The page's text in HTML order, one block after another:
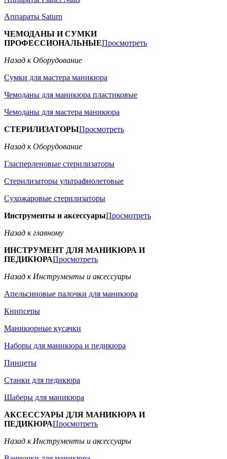
Аппараты Saturn
ЧЕМОДАНЫ И СУМКИ
ПРОФЕССИОНАЛЬНЫЕПросмотреть
Назад к Оборудование
Сумки для мастера маникюра
Чемоданы для маникюра пластиковые
Чемоданы для мастера маникюра
СТЕРИЛИЗАТОРЫПросмотреть
Назад к Оборудование
Гласперленовые стерилизаторы
Стерилизаторы ультрафиолетовые
Сухожаровые стерилизаторы
Инструменты и аксессуарыПросмотреть
Назад к главному
ИНСТРУМЕНТ ДЛЯ МАНИКЮРА И
ПЕДИКЮРАПросмотреть
Назад к Инструменты и аксессуары
Апельсиновые палочки для маникюра
Книпсеры
Маникюрные кусачки
Наборы для маникюра и педикюра
Пинцеты
Станки для педикюра
Шаберы для маникюра
АКСЕССУАРЫ ДЛЯ МАНИКЮРА И
ПЕДИКЮРАПросмотреть
Назад к Инструменты и аксессуары